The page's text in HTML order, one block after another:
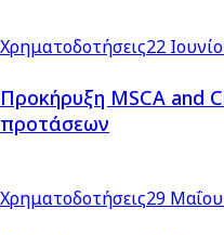
Χρηματοδοτήσεις22
Προκήρυξη MSCA and
προτάσεων
Χρηματοδοτήσεις29